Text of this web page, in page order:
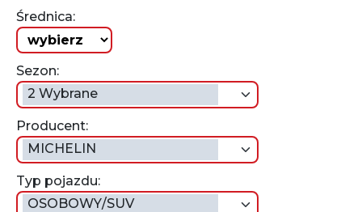
Średnica:
Sezon:
2 Wybrane
Producent:
MICHELIN
Typ pojazdu:
OSOBOWY/SUV